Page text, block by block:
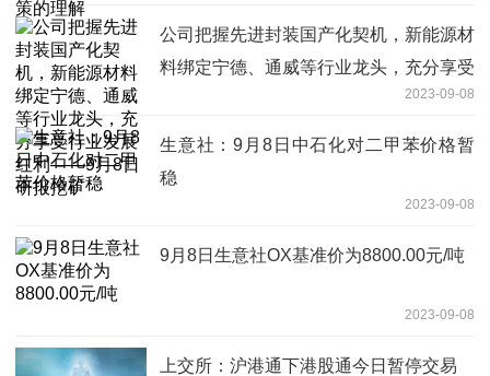
公司把握先进封装国产化契机，新能源材
料绑定宁德、通威等行业龙头，充分享受
行业发展红利——9月8日研报挖矿2023-09-08
生意社：9月8日中石化对二甲苯价格暂
稳
2023-09-08
9月8日生意社OX基准价为8800.00元/吨
2023-09-08
上交所：沪港通下港股通今日暂停交易